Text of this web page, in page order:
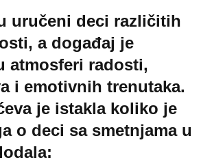
uručeni deci različitih
a događaj je
atmosferi radosti,
i emotivnih trenutaka.
je istakla koliko je
o deci sa smetnjama u